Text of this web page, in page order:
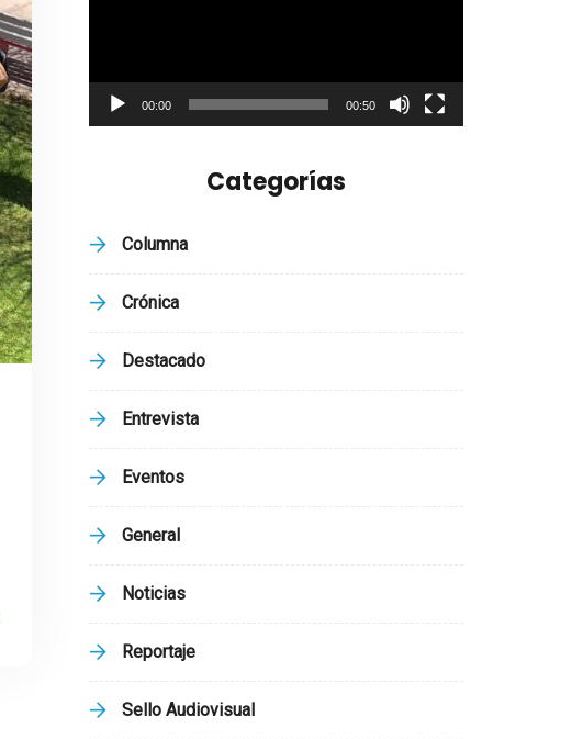
00:00 00:50
Categorías
Columna
Crónica
Destacado
Entrevista
Eventos
General
Noticias
Reportaje
Sello Audiovisual